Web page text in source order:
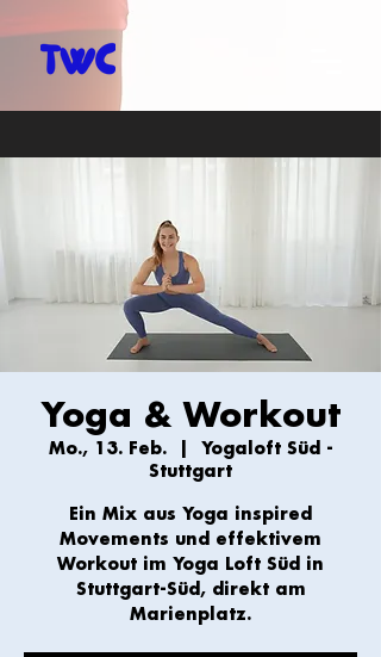
Yoga & Workout
Mo., 13. Feb.
  |
Yogaloft Süd -
Stuttgart
Ein Mix aus Yoga inspired
Movements und effektivem
Workout im Yoga Loft Süd in
Stuttgart-Süd, direkt am
Marienplatz.